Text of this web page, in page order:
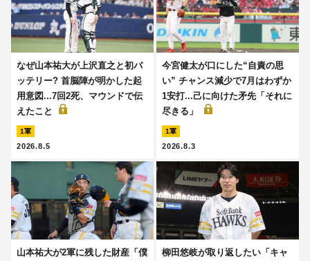
なぜ山本祐大が上沢直之と初バ
ッテリー? 首脳陣が明かした起
用意図...7回2死、マウンドで伝
えたこと
1軍
2026.8.5
今宮健太が口にした“自責の思
い” チャンス減少で7月はわずか
1安打...己に向けた矛先「それに
尽きる」
1軍
2026.8.3
山本祐大が2軍に残した財産「僕
柳田悠岐が取り返したい「キャ